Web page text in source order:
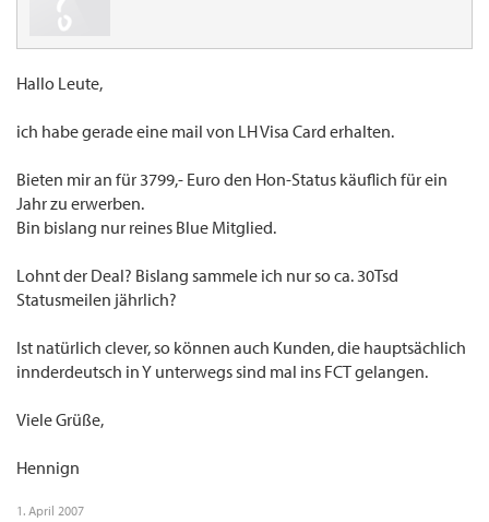
Hallo Leute,
ich habe gerade eine mail von LH Visa Card erhalten.
Bieten mir an für 3799,- Euro den Hon-Status käuflich für ein
Jahr zu erwerben.
Bin bislang nur reines Blue Mitglied.
Lohnt der Deal? Bislang sammele ich nur so ca. 30Tsd
Statusmeilen jährlich?
Ist natürlich clever, so können auch Kunden, die hauptsächlich
innderdeutsch in Y unterwegs sind mal ins FCT gelangen.
Viele Grüße,
Hennign
1. April 2007